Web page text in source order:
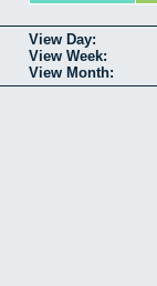
View Day:
View Week:
View Month: